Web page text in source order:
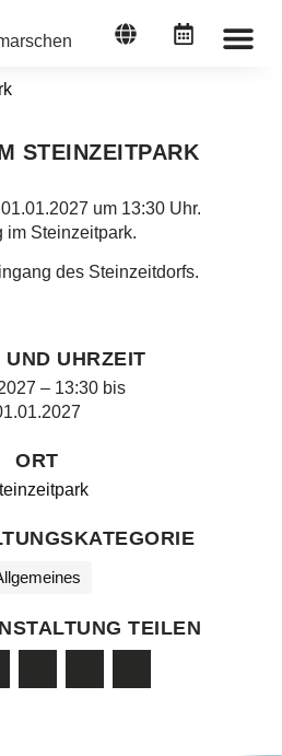
STEINZEITPARK
um 13:30 Uhr.
im Steinzeitpark.
des Steinzeitdorfs.
UND UHRZEIT
– 13:30 bis
ORT
TEILEN